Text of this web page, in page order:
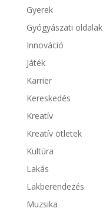
Gyerek
Gyógyászati oldalak
Innováció
Játék
Karrier
Kereskedés
Kreatív
Kreatív ötletek
Kultúra
Lakás
Lakberendezés
Muzsika